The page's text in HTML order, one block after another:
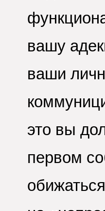
вашу
ваши
это вы
первом